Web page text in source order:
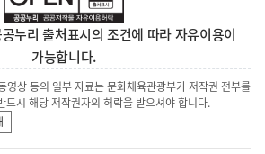
누리 출처표시의 조건에 따라 자유이용이
가능합니다.
영상 등의 일부 자료는 문화체육관광부가 저작권 전부를
드시 해당 저작권자의 허락을 받으셔야 합니다.